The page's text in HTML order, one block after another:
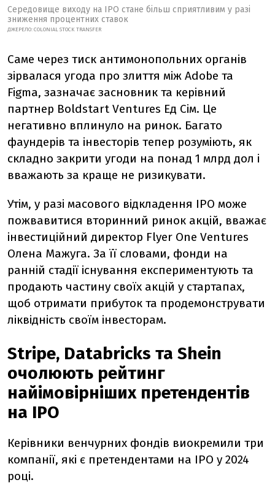
Середовище виходу на IPO стане більш сприятливим у разі
зниження процентних ставок
ДЖЕРЕЛО: COLONIAL STOCK TRANSFER
Саме через тиск антимонопольних органів
зірвалася угода про злиття між Adobe та
Figma, зазначає засновник та керівний
партнер Boldstart Ventures Ед Сім. Це
негативно вплинуло на ринок. Багато
фаундерів та інвесторів тепер розуміють, як
складно закрити угоди на понад 1 млрд дол і
вважають за краще не ризикувати.
Утім, у разі масового відкладення IPO може
пожвавитися вторинний ринок акцій, вважає
інвестиційний директор Flyer One Ventures
Олена Мажуга. За її словами, фонди на
ранній стадії існування експериментують та
продають частину своїх акцій у стартапах,
щоб отримати прибуток та продемонструвати
ліквідність своїм інвесторам.
Stripe, Databricks та Shein
очолюють рейтинг
найімовірніших претендентів
на IPO
Керівники венчурних фондів виокремили три
компанії, які є претендентами на IPO у 2024
році.